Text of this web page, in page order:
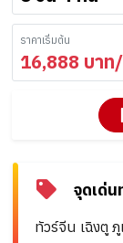
ราคาเริ่มต้น
16,888 บาท
จุดเด่น
ทัวร์จีน เฉิงตู